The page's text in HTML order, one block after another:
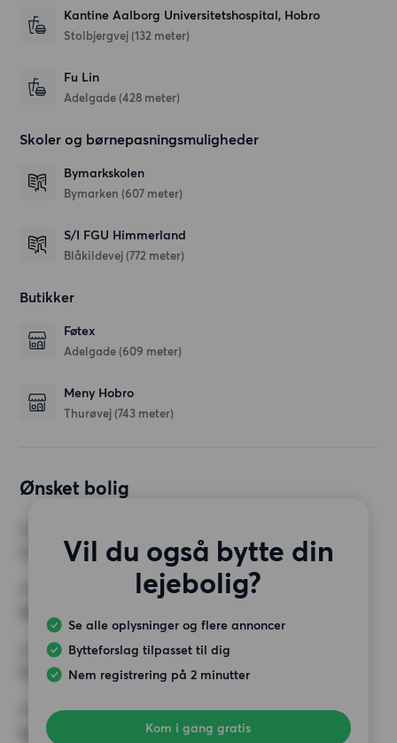
Kantine Aalborg Universitetshospital, Hobro
Stolbjergvej (132 meter)
Fu Lin
Adelgade (428 meter)
Skoler og børnepasningsmuligheder
Bymarkskolen
Bymarken (607 meter)
S/I FGU Himmerland
Blåkildevej (772 meter)
Butikker
Føtex
Adelgade (609 meter)
Meny Hobro
Thurøvej (743 meter)
Ønsket bolig
Vil du også bytte din
lejebolig?
Se alle oplysninger og flere annoncer
Bytteforslag tilpasset til dig
Nem registrering på 2 minutter
Kom i gang gratis
2 værelser
MIN. ANTAL KVADRATMETER
MAX HUSLEJE
5 500 kr.
Ingen særlige krav